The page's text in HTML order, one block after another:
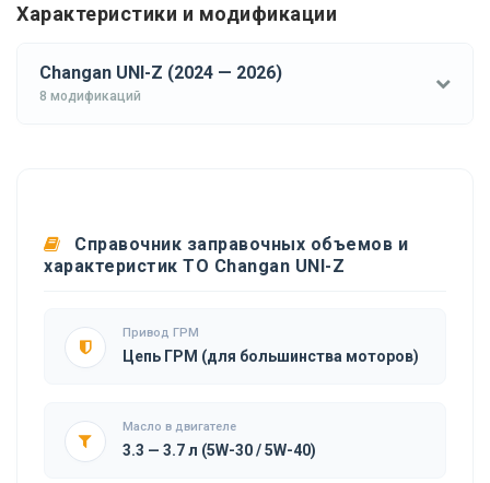
Характеристики и модификации
Changan UNI-Z (2024 — 2026)
8 модификаций
Справочник заправочных объемов и
характеристик ТО Changan UNI-Z
Привод ГРМ
Цепь ГРМ (для большинства моторов)
Масло в двигателе
3.3 — 3.7 л (5W-30 / 5W-40)